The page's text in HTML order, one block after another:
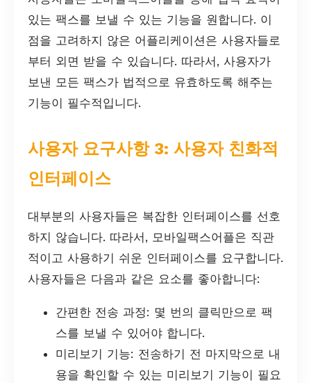
있는 팩스를 보낼 수 있는 기능을 원합니다. 이
점을 고려하지 않은 어플리케이션은 사용자들로
부터 외면 받을 수 있습니다. 따라서, 사용자가
보낸 모든 팩스가 법적으로 유효하도록 해주는
기능이 필수적입니다.
사용자 요구사항 3: 사용자 친화적
인터페이스
대부분의 사용자들은 복잡한 인터페이스를 선호
하지 않습니다. 따라서, 모바일팩스어플은 직관
적이고 사용하기 쉬운 인터페이스를 요구합니다.
사용자들은 다음과 같은 요소를 좋아합니다:
간편한 전송 과정: 몇 번의 클릭만으로 팩
스를 보낼 수 있어야 합니다.
미리보기 기능: 전송하기 전 마지막으로 내
용을 확인할 수 있는 미리보기 기능이 필요